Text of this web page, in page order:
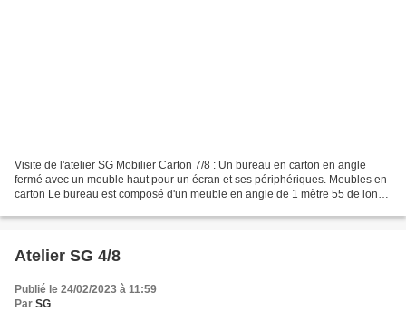
Visite de l'atelier SG Mobilier Carton 7/8 : Un bureau en carton en angle
fermé avec un meuble haut pour un écran et ses périphériques. Meubles en
carton Le bureau est composé d'un meuble en angle de 1 mètre 55 de long
Atelier SG 4/8
Publié le 24/02/2023 à 11:59
Par SG